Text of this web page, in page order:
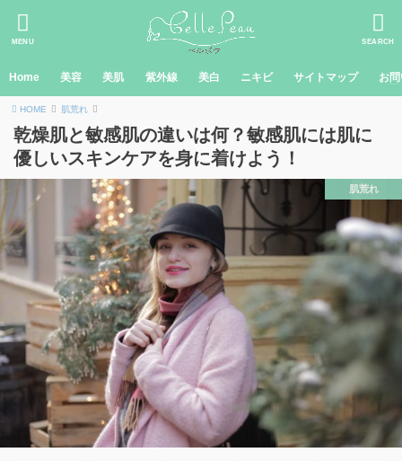
MENU SEARCH
Home 美容 美肌 紫外線 美白 ニキビ サイトマップ お
HOME 肌荒れ
乾燥肌と敏感肌の違いは何？敏感肌には肌に
優しいスキンケアを身に着けよう！
肌荒れ